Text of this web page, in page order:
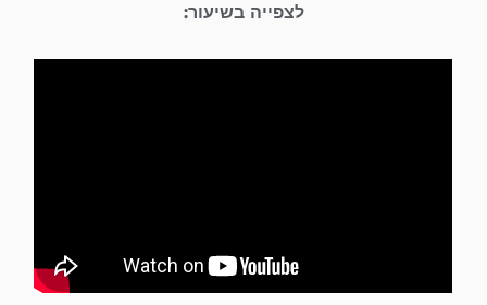
לצפייה בשיעור: